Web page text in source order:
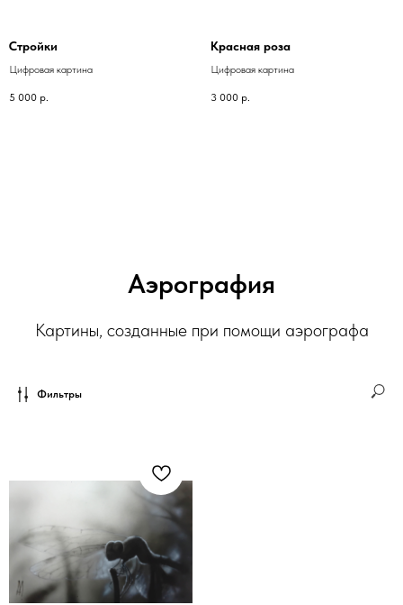
Стройки
Цифровая картина
5 000 р.
Красная роза
Цифровая картина
3 000 р.
Аэрография
Картины, созданные при помощи аэрографа
Фильтры